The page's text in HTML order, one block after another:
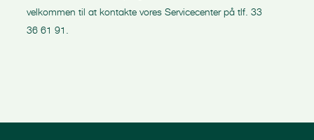
velkommen til at kontakte vores Servicecenter på tlf. 33
36 61 91.